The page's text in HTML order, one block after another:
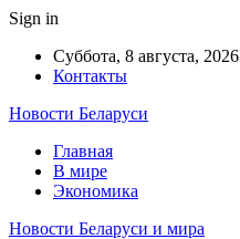
Sign in
Суббота, 8 августа, 2026
Контакты
Новости Беларуси
Главная
В мире
Экономика
Новости Беларуси и мира